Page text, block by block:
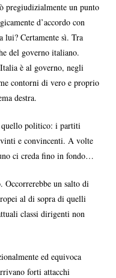
pregiudizialmente un punto
d’accordo con
lui? Certamente sì. Tra
del governo italiano.
è al governo, negli
contorni di vero e proprio
destra.
politico: i partiti
e convincenti. A volte
ci creda fino in fondo…
un salto di
al di sopra di quelli
classi dirigenti non
ed equivoca
forti attacchi